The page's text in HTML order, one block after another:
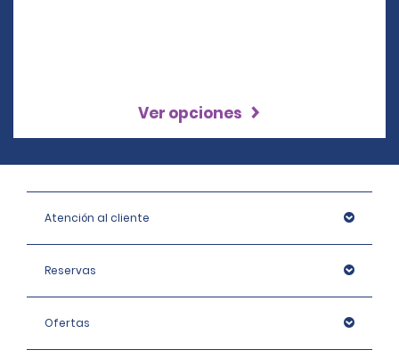
Ver opciones
Atención al cliente
Reservas
Ofertas